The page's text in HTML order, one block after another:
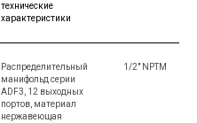
технические
характеристики
Распределительный
манифольд серии
ADF3, 12 выходных
портов, материал
нержавеющая
1/2" NPTM